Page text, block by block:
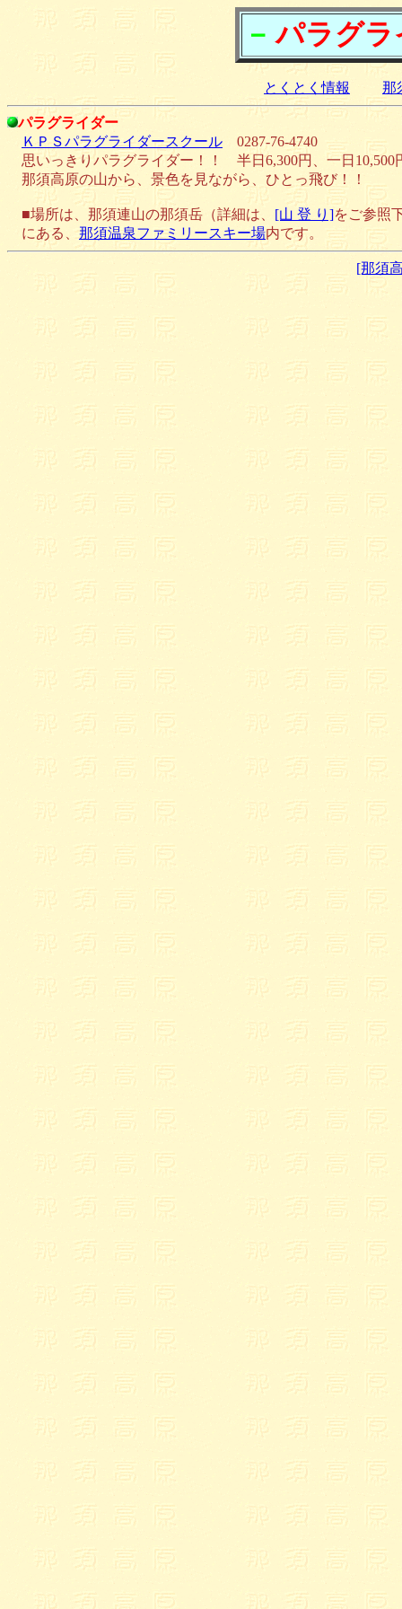
－ パラグ
とくとく情報 那
パラグライダー
ＫＰＳパラグライダースクール 0287-76-4740
思いっきりパラグライダー！！ 半日6,300円、一日10,500
那須高原の山から、景色を見ながら、ひとっ飛び！！
■場所は、那須連山の那須岳（詳細は、 [山 登 り]をご参照
にある、 那須温泉ファミリースキー場内です。
[那須